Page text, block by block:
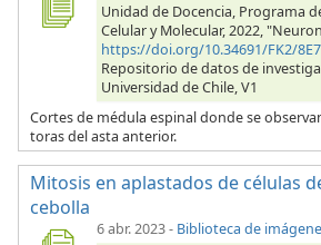
Unidad de Docencia, Programa
Celular y Molecular, 2022,
https://doi.org/10.34691/FK2/
Repositorio de datos de
Universidad de Chile, V1
Cortes de médula espinal donde se
toras del asta anterior.
Mitosis en aplastados de células
cebolla
6 abr. 2023- Biblioteca de